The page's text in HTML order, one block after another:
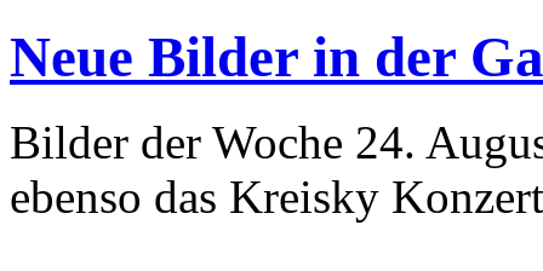
Neue Bilder in der
Bilder der Woche 24.
ebenso das Kreisky